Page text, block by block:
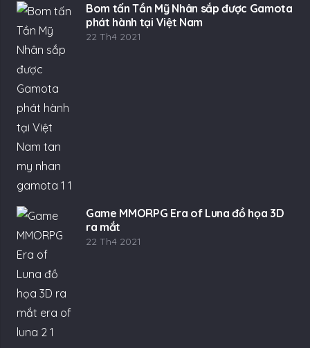
Bom tấn Tần Mỹ Nhân sắp được Gamota
phát hành tại Việt Nam
22 Th4 2021
Game MMORPG Era of Luna đồ họa 3D
ra mắt
22 Th4 2021